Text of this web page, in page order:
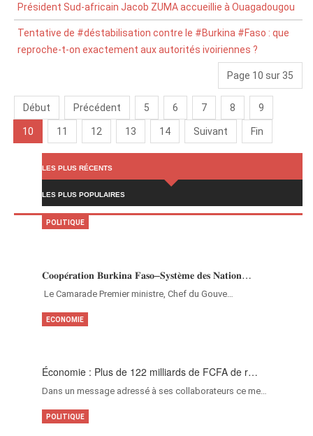
Président Sud-africain Jacob ZUMA accueillie à Ouagadougou
Tentative de #déstabilisation contre le #Burkina #Faso : que
reproche-t-on exactement aux autorités ivoiriennes ?
Page 10 sur 35
Début Précédent 5 6 7 8 9
10 11 12 13 14 Suivant Fin
LES PLUS RÉCENTS
LES PLUS POPULAIRES
𝐂𝐨𝐨𝐩𝐞́𝐫𝐚𝐭𝐢𝐨𝐧 𝐁𝐮𝐫𝐤𝐢𝐧𝐚 𝐅𝐚𝐬𝐨–𝐒𝐲𝐬𝐭𝐞̀𝐦𝐞 𝐝𝐞𝐬 𝐍𝐚𝐭𝐢𝐨𝐧…
‎Le Camarade Premier ministre, Chef du Gouve…
POLITIQUE
Économie : Plus de 122 milliards de FCFA de r…
Dans un message adressé à ses collaborateurs ce me…
ECONOMIE
POLITIQUE